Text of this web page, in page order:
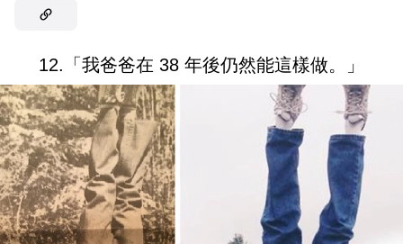
12.「我爸爸在 38 年後仍然能這樣做。」